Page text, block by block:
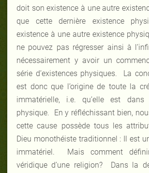
doit son existence à une autre
que cette dernière existence
existence à une autre existence
ne pouvez pas régresser ainsi à
nécessairement y avoir un
série d’existences physiques. La
est donc que l’origine de toute la
immatérielle, i.e. qu’elle est
physique. En y réfléchissant bien,
cette cause possède tous les
Dieu monothéiste traditionnel : Il est
immatériel. Mais comment
véridique d’une religion? Dans la